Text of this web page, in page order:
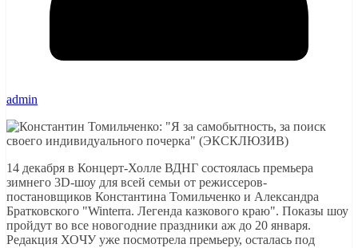
admin
14 декабря в Концерт-Холле ВДНГ состоялась премьера
зимнего 3D-шоу для всей семьи от режиссеров-
постановщиков Константина Томильченко и Александра
Братковского "Winterra. Легенда казкового краю". Показы шоу
пройдут во все новогодние праздники аж до 20 января.
Редакция ХОЧУ уже посмотрела премьеру, осталась под